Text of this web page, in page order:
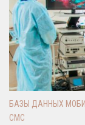
БАЗЫ ДАННЫХ
СМС